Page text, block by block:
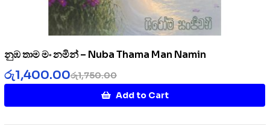
නුඹ තාම මං නමින් – Nuba Thama Man Namin
රු1,750.00
රු1,400.00
Add to Cart